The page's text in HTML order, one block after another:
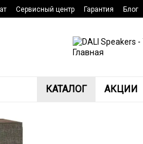
Сервисный центр Гарантия Блог
КАТАЛОГ АКЦИИ